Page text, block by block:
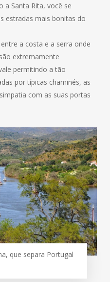
a Santa Rita, você se
estradas mais bonitas do
a costa e a serra onde
extremamente
permitindo a tão
por típicas chaminés, as
com as suas portas
que separa Portugal